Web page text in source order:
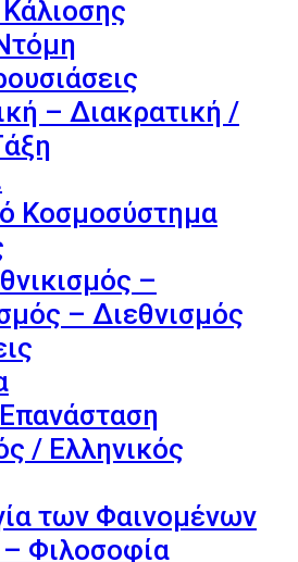
– Διακρατική /
Κοσμοσύστημα
–
– Διεθνισμός
/ Ελληνικός
των Φαινομένων
Φιλοσοφία